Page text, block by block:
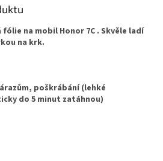
na mobil Honor 7C . Skvěle ladí
na krk.
poškrábání (lehké
do 5 minut zatáhnou)